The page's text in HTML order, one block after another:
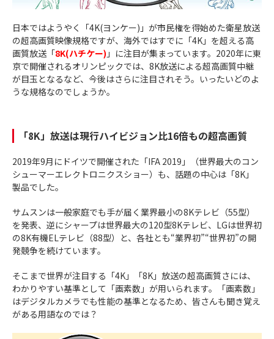
日本ではようやく「4K(ヨンケー)」が市民権を得始めた衛星放送
の超高画質映像規格ですが、海外ではすでに「4K」を超える高
画質放送「8K(ハチケー) 」に注目が集まっています。2020年に東
京で開催されるオリンピックでは、8K放送による超高画質中継
が目玉となるなど、今後はさらに注目されそう。いったいどのよ
うな規格なのでしょうか。
「8K」放送は現行ハイビジョン比16倍もの超高画質
2019年9月にドイツで開催された「IFA 2019」（世界最大のコン
シューマーエレクトロニクスショー）も、話題の中心は「8K」
製品でした。
サムスンは一般家庭でも手が届く業界最小の8Kテレビ（55型）
を発表、逆にシャープは世界最大の120型8Kテレビ、LGは世界初
の8K有機ELテレビ（88型）と、各社とも“業界初”“世界初”の開
発競争を続けています。
そこまで世界が注目する「4K」「8K」放送の超高画質さには、
わかりやすい基準として「画素数」が用いられます。「画素数」
はデジタルカメラでも性能の基準となるため、皆さんも聞き覚え
がある用語なのでは？